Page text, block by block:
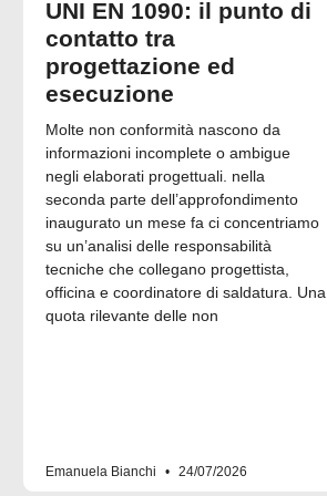
UNI EN 1090: il punto di
contatto tra
progettazione ed
esecuzione
Molte non conformità nascono da
informazioni incomplete o ambigue
negli elaborati progettuali. nella
seconda parte dell’approfondimento
inaugurato un mese fa ci concentriamo
su un’analisi delle responsabilità
tecniche che collegano progettista,
officina e coordinatore di saldatura. Una
quota rilevante delle non
Emanuela Bianchi 24/07/2026